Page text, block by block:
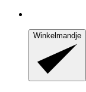
Winkelmandje